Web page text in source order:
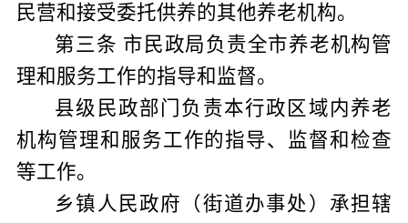
民营和接受委托供养的其他养老机构。
第三条 市民政局负责全市养老机构管
理和服务工作的指导和监督。
县级民政部门负责本行政区域内养老
机构管理和服务工作的指导、监督和检查
等工作。
乡镇人民政府（街道办事处）承担辖